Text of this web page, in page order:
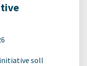
soll